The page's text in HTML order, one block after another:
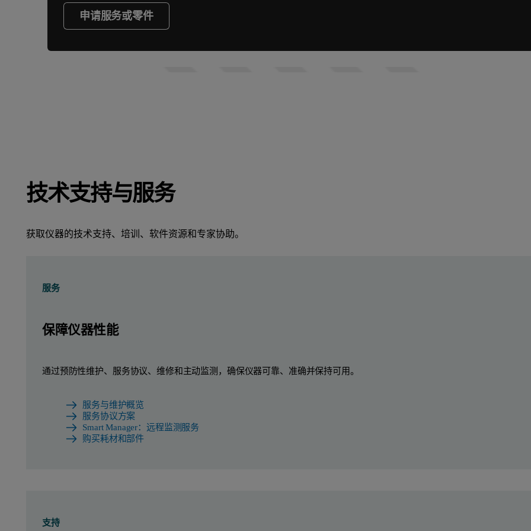
申请服务或零件
技术支持与服务
获取仪器的技术支持、培训、软件资源和专家协助。
服务
保障仪器性能
通过预防性维护、服务协议、维修和主动监测，确保仪器可靠、准确并保持可用。
服务与维护概览
服务协议方案
Smart Manager：远程监测服务
购买耗材和部件
支持